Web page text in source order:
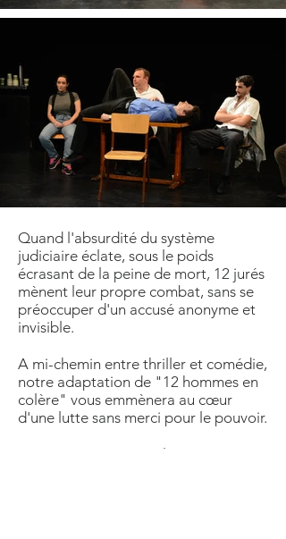
Quand l'absurdité du système
judiciaire éclate, sous le poids
écrasant de la peine de mort, 12 jurés
mènent leur propre combat, sans se
préoccuper d'un accusé anonyme et
invisible.
A mi-chemin entre thriller et comédie,
notre adaptation de "12 hommes en
colère" vous emmènera au cœur
d'une lutte sans merci pour le pouvoir.
Mise en scène : Miguel CANELHA